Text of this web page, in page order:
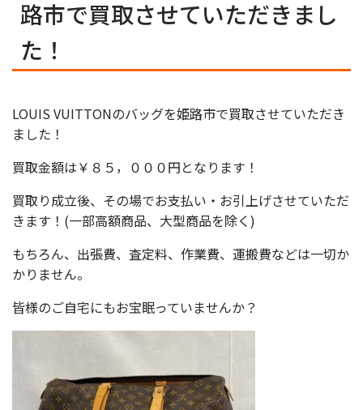
路市で買取させていただきまし
た！
LOUIS VUITTONのバッグを姫路市で買取させていただき
ました！
買取金額は￥８５，０００円となります！
買取り成立後、その場でお支払い・お引上げさせていただ
きます！(一部高額商品、大型商品を除く)
もちろん、出張費、査定料、作業費、運搬費などは一切か
かりません。
皆様のご自宅にもお宝眠っていませんか？